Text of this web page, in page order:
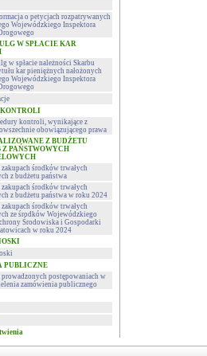
o petycjach rozpatrywanych
Wojewódzkiego Inspektora
W SPŁACIE KAR
w spłacie należności Skarbu
kar pieniężnych nałożonych
Wojewódzkiego Inspektora
kontroli, wynikające z
obowiązującego prawa
Z BUDŻETU
Z PAŃSTWOWYCH
środków trwałych
z budżetu państwa
środków trwałych
z budżetu państwa w roku 2024
środków trwałych
ze środków Wojewódzkiego
Środowiska i Gospodarki
w roku 2024
PUBLICZNE
prowadzonych postępowaniach w
zamówienia publicznego